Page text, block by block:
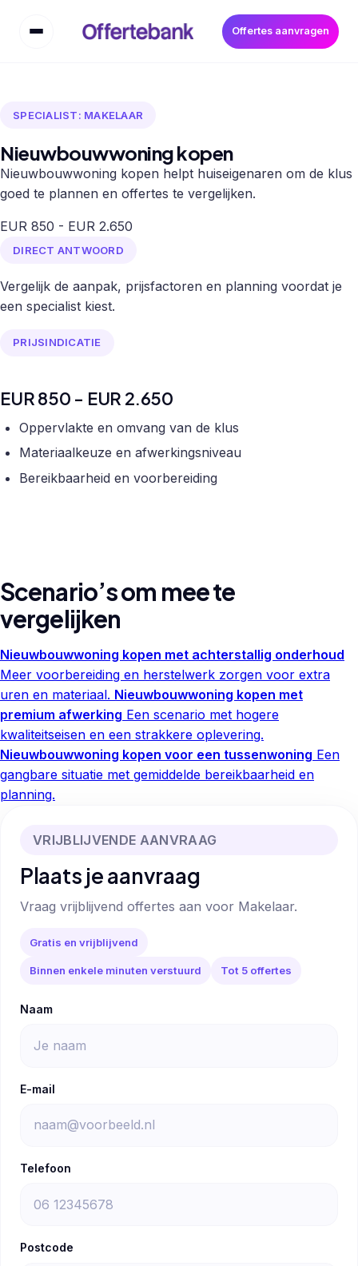
Offertes aanvragen
SPECIALIST: MAKELAAR
Nieuwbouwwoning kopen
Nieuwbouwwoning kopen helpt huiseigenaren om de klus
goed te plannen en offertes te vergelijken.
EUR 850 - EUR 2.650
DIRECT ANTWOORD
Vergelijk de aanpak, prijsfactoren en planning voordat je
een specialist kiest.
PRIJSINDICATIE
EUR 850 - EUR 2.650
Oppervlakte en omvang van de klus
Materiaalkeuze en afwerkingsniveau
Bereikbaarheid en voorbereiding
Scenario’s om mee te
vergelijken
Nieuwbouwwoning kopen met achterstallig onderhoud
Meer voorbereiding en herstelwerk zorgen voor extra
uren en materiaal. Nieuwbouwwoning kopen met
premium afwerking Een scenario met hogere
kwaliteitseisen en een strakkere oplevering.
Nieuwbouwwoning kopen voor een tussenwoning Een
gangbare situatie met gemiddelde bereikbaarheid en
planning.
VRIJBLIJVENDE AANVRAAG
Plaats je aanvraag
Vraag vrijblijvend offertes aan voor Makelaar.
Gratis en vrijblijvend
Binnen enkele minuten verstuurd Tot 5 offertes
Naam
E-mail
Telefoon
Postcode